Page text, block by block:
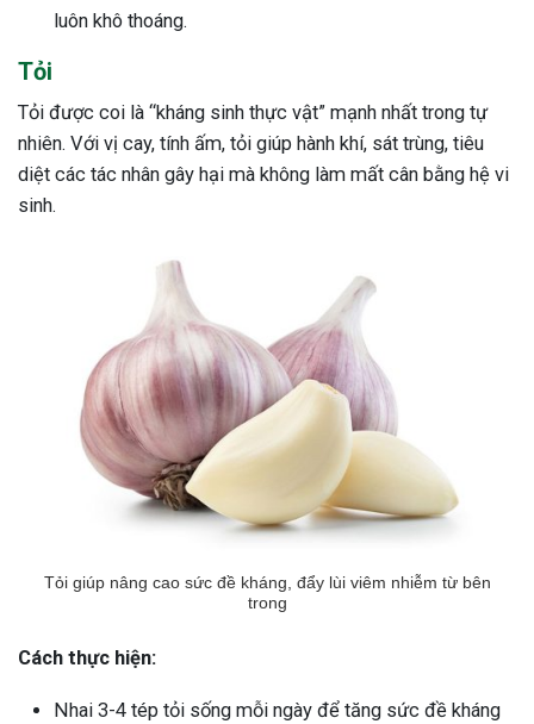
luôn khô thoáng.
Tỏi
Tỏi được coi là “kháng sinh thực vật” mạnh nhất trong tự
nhiên. Với vị cay, tính ấm, tỏi giúp hành khí, sát trùng, tiêu
diệt các tác nhân gây hại mà không làm mất cân bằng hệ vi
sinh.
Tỏi giúp nâng cao sức đề kháng, đẩy lùi viêm nhiễm từ bên
trong
Cách thực hiện:
Nhai 3-4 tép tỏi sống mỗi ngày để tăng sức đề kháng